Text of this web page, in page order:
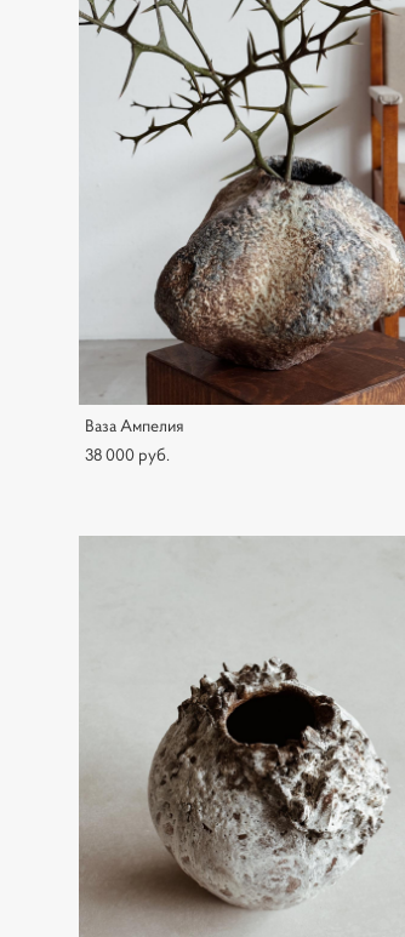
Ваза Ампелия
38 000 pуб.